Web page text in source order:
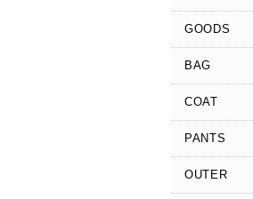
GOODS
BAG
COAT
PANTS
OUTER